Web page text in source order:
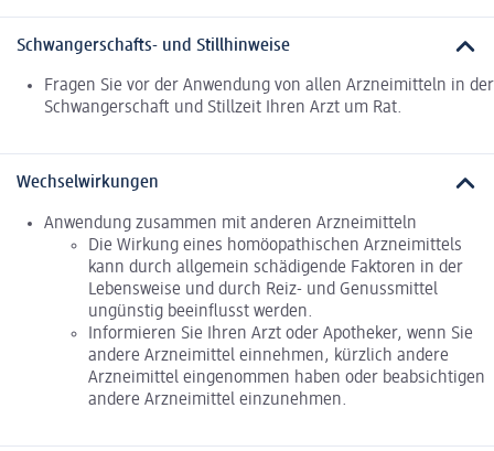
Schwangerschafts- und Stillhinweise
Fragen Sie vor der Anwendung von allen Arzneimitteln in der
Schwangerschaft und Stillzeit Ihren Arzt um Rat.
Wechselwirkungen
Anwendung zusammen mit anderen Arzneimitteln
Die Wirkung eines homöopathischen Arzneimittels
kann durch allgemein schädigende Faktoren in der
Lebensweise und durch Reiz- und Genussmittel
ungünstig beeinflusst werden.
Informieren Sie Ihren Arzt oder Apotheker, wenn Sie
andere Arzneimittel einnehmen, kürzlich andere
Arzneimittel eingenommen haben oder beabsichtigen
andere Arzneimittel einzunehmen.